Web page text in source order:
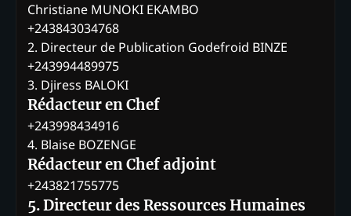
Christiane MUNOKI EKAMBO
+243843034768
2. Directeur de Publication Godefroid BINZE
+243994489975
3. Djiress BALOKI
Rédacteur en Chef
+243998434916
4. Blaise BOZENGE
Rédacteur en Chef adjoint
+243821755775
5. Directeur des Ressources Humaines